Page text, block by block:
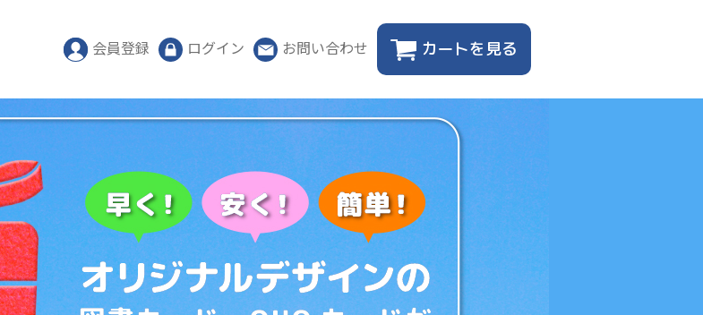
会員登録 ログイン お問い合わせ カートを見る